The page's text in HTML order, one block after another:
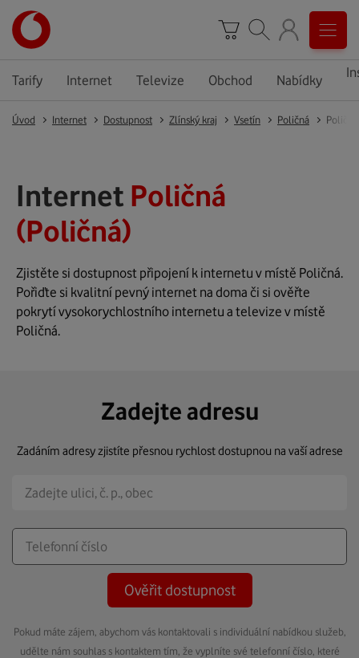
Tarify Internet Televize Obchod Nabídky
Úvod Internet Dostupnost Zlínský kraj Vsetín Poličná Poličná
Internet Poličná
(Poličná)
Zjistěte si dostupnost připojení k internetu v místě Poličná.
Pořiďte si kvalitní pevný internet na doma či si ověřte
pokrytí vysokorychlostního internetu a televize v místě
Poličná.
Zadejte adresu
Zadáním adresy zjistíte přesnou rychlost dostupnou na vaší adrese
Ověřit dostupnost
Pokud máte zájem, abychom vás kontaktovali s individuální nabídkou služeb,
udělte nám souhlas s kontaktem tím, že vyplníte své telefonní číslo, které